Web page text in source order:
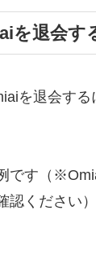
を退会す
を退会す
です（
ください）